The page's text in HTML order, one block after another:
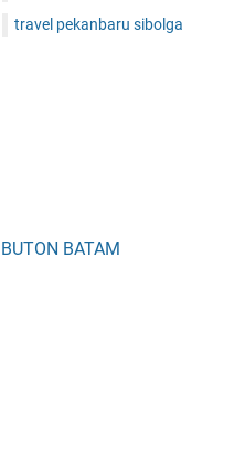
travel pekanbaru sibolga
BATAM